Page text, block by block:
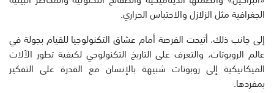
الجغرافية مثل الزلازل والاحتباس الحراري.
إلى جانب ذلك، أتيحت الفرصة أمام عشاق التكنولوجيا للقيام بجولة في
عالم الروبوتات، والتعرف على التاريخ التكنولوجي لكيفية تطور الآلات
الميكانيكية إلى روبوتات شبيهة بالإنسان مع القدرة على التفكير
بمفردها.